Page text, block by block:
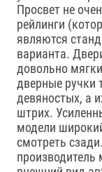
Просвет не
рейлинги
являются
варианта.
довольно
дверные ручки
девяностых, а
штрих.
модели
смотреть
производитель